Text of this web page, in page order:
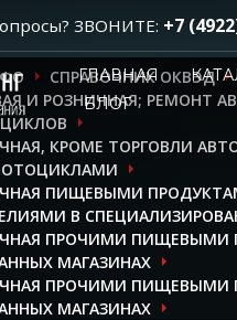
ЗВОНИТЕ: +7
ГЛАВНАЯ
БЛОГ
СПРАВОЧНИК ОКВЭД
И РОЗНИЧНАЯ; РЕМОНТ
КРОМЕ ТОРГОВЛИ
ПИЩЕВЫМИ
В
ПРОЧИМИ ПИЩЕВЫМИ
МАГАЗИНАХ
ПРОЧИМИ ПИЩЕВЫМИ
МАГАЗИНАХ